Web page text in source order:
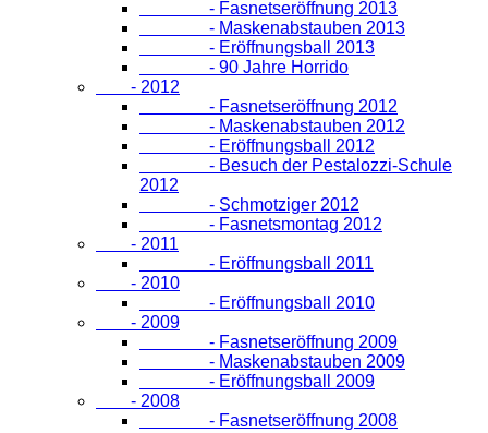
- Fasnetseröffnung 2013
- Maskenabstauben 2013
- Eröffnungsball 2013
- 90 Jahre Horrido
- 2012
- Fasnetseröffnung 2012
- Maskenabstauben 2012
- Eröffnungsball 2012
- Besuch der Pestalozzi-Schule
2012
- Schmotziger 2012
- Fasnetsmontag 2012
- 2011
- Eröffnungsball 2011
- 2010
- Eröffnungsball 2010
- 2009
- Fasnetseröffnung 2009
- Maskenabstauben 2009
- Eröffnungsball 2009
- 2008
- Fasnetseröffnung 2008